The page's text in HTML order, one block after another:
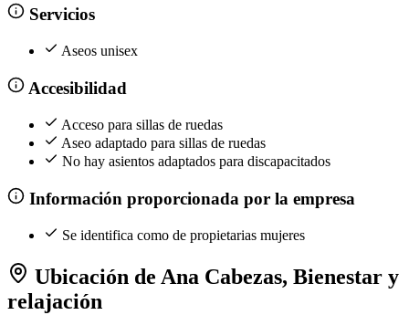
Servicios
Aseos unisex
Accesibilidad
Acceso para sillas de ruedas
Aseo adaptado para sillas de ruedas
No hay asientos adaptados para discapacitados
Información proporcionada por la empresa
Se identifica como de propietarias mujeres
Ubicación de Ana Cabezas, Bienestar y
relajación